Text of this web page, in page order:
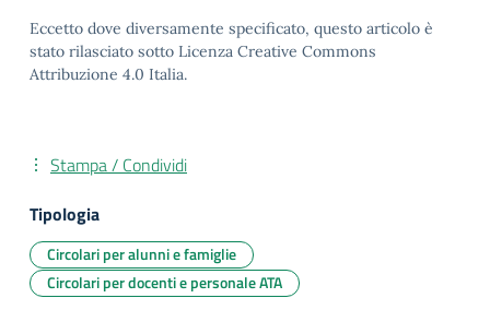
Eccetto dove diversamente specificato, questo articolo è
stato rilasciato sotto Licenza Creative Commons
Attribuzione 4.0 Italia.
Stampa / Condividi
Tipologia
Circolari per alunni e famiglie
Circolari per docenti e personale ATA